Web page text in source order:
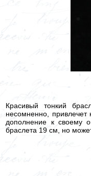
Красивый тонкий
несомненно,
дополнение к своему
браслета 19 см, но